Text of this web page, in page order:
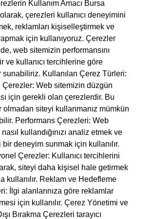
Kullanım Amacı Bursa
çerezleri kullanıcı deneyimini
reklamları kişiselleştirmek ve
için kullanıyoruz. Çerezler
web sitemizin performansını
ve kullanıcı tercihlerine göre
sunabiliriz. Kullanılan Çerez Türleri:
Çerezler: Web sitemizin düzgün
için gerekli olan çerezlerdir. Bu
olmadan siteyi kullanmanız mümkün
Performans Çerezleri: Web
kullandığınızı analiz etmek ve
deneyim sunmak için kullanılır.
Çerezler: Kullanıcı tercihlerini
siteyi daha kişisel hale getirmek
kullanılır. Reklam ve Hedefleme
İlgi alanlarınıza göre reklamlar
için kullanılır. Çerez Yönetimi ve
Bırakma Çerezleri tarayıcı
çantalardan masa örtülerine
yüksek kaliteli Oxford kumaşları toptan